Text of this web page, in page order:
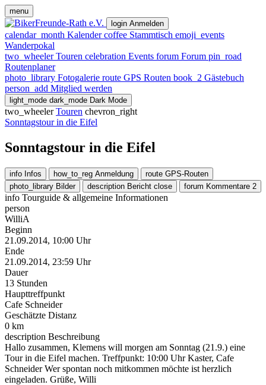
menu
login Anmelden
calendar_month Kalender coffee Stammtisch emoji_events
Wanderpokal
two_wheeler Touren celebration Events forum Forum pin_road
Routenplaner
photo_library Fotogalerie route GPS Routen book_2 Gästebuch
person_add Mitglied werden
light_mode dark_mode Dark Mode
two_wheeler Touren chevron_right
Sonntagstour in die Eifel
Sonntagstour in die Eifel
info Infos how_to_reg Anmeldung route GPS-Routen
photo_library Bilder description Bericht close forum Kommentare 2
info Tourguide & allgemeine Informationen
person
WilliA
Beginn
21.09.2014, 10:00 Uhr
Ende
21.09.2014, 23:59 Uhr
Dauer
13 Stunden
Haupttreffpunkt
Cafe Schneider
Geschätzte Distanz
0 km
description Beschreibung
Hallo zusammen, Klemens will morgen am Sonntag (21.9.) eine
Tour in die Eifel machen. Treffpunkt: 10:00 Uhr Kaster, Cafe
Schneider Wer spontan noch mitkommen möchte ist herzlich
eingeladen. Grüße, Willi